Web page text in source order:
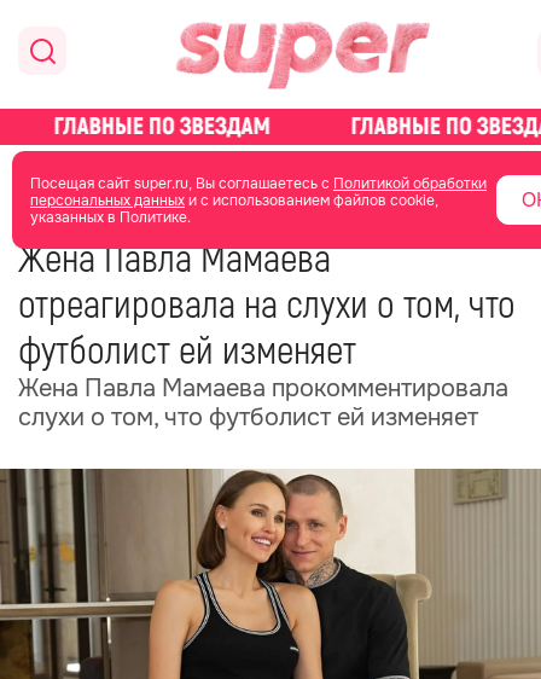
Посещая сайт super.ru, Вы соглашаетесь с Политикой обработки
персональных данныхи с использованием файлов cookie,
указанных в Политике.
главная новости о звездах новости
02 ноября 2025 08:01
Жена Павла Мамаева
отреагировала на слухи о том, что
футболист ей изменяет
Жена Павла Мамаева прокомментировала
слухи о том, что футболист ей изменяет